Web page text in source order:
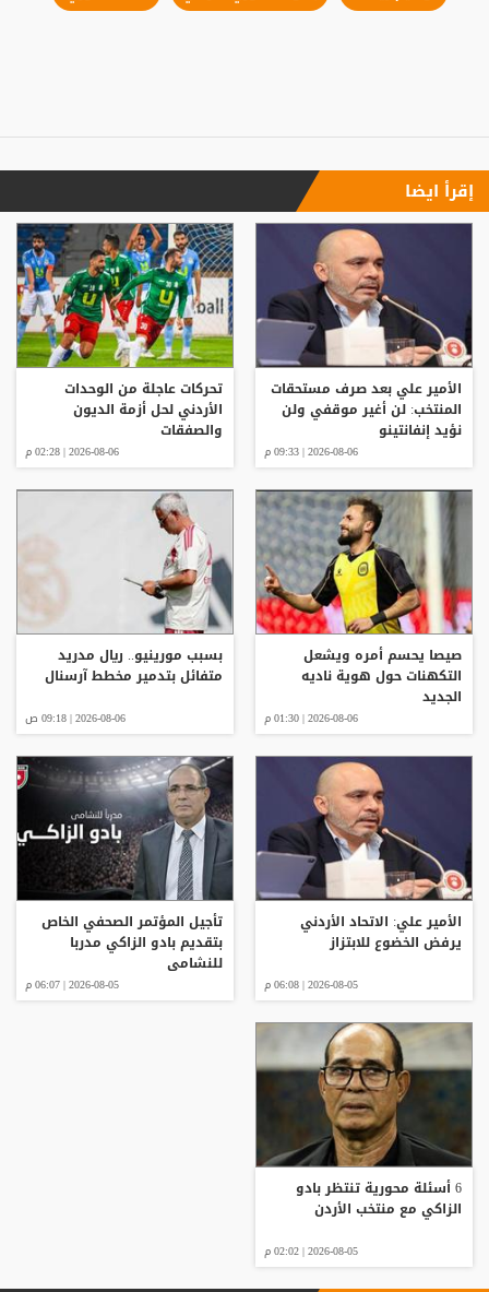
إقرأ ايضا
الأمير علي بعد صرف مستحقات
المنتخب: لن أغير موقفي ولن
نؤيد إنفانتينو
2026-08-06 | 09:33 م
تحركات عاجلة من الوحدات
الأردني لحل أزمة الديون
والصفقات
2026-08-06 | 02:28 م
صيصا يحسم أمره ويشعل
التكهنات حول هوية ناديه
الجديد
2026-08-06 | 01:30 م
بسبب مورينيو.. ريال مدريد
متفائل بتدمير مخطط آرسنال
2026-08-06 | 09:18 ص
الأمير علي: الاتحاد الأردني
يرفض الخضوع للابتزاز
2026-08-05 | 06:08 م
تأجيل المؤتمر الصحفي الخاص
بتقديم بادو الزاكي مدربا
للنشامى
2026-08-05 | 06:07 م
6 أسئلة محورية تنتظر بادو
الزاكي مع منتخب الأردن
2026-08-05 | 02:02 م